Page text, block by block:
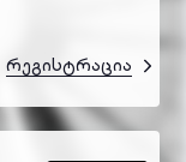
რეგისტრაცია